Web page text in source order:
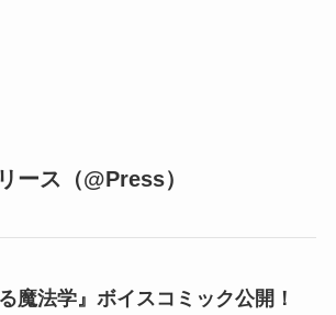
ース（@Press）
魔法学』ボイスコミック公開！